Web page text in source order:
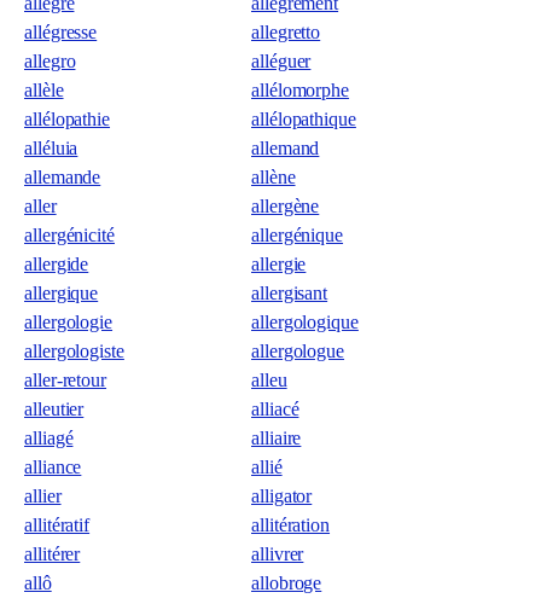
allégresse
allegretto
allegro
alléguer
allèle
allélomorphe
allélopathie
allélopathique
alléluia
allemand
allemande
allène
aller
allergène
allergénicité
allergénique
allergide
allergie
allergique
allergisant
allergologie
allergologique
allergologiste
allergologue
aller-retour
alleu
alleutier
alliacé
alliagé
alliaire
alliance
allié
allier
alligator
allitératif
allitération
allitérer
allivrer
allô
allobroge